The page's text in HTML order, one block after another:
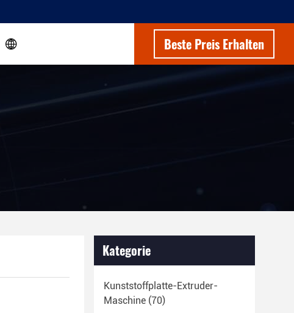
Beste Preis Erhalten
Kategorie
Kunststoffplatte-Extruder-
Maschine (70)